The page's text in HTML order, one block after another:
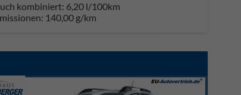
kombiniert: 6,20 l/100km
140,00 g/km